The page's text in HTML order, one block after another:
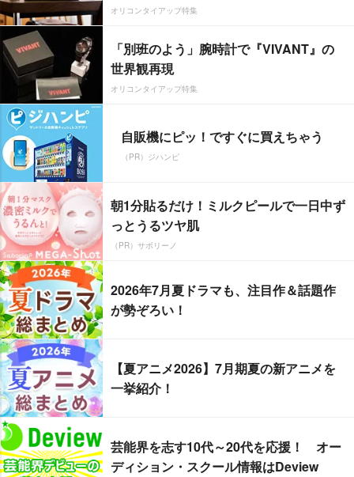
オリコンタイアップ特集
「別班のよう」腕時計で『VIVANT』の
世界観再現
オリコンタイアップ特集
自販機にピッ！ですぐに買えちゃう
（PR）ジハンピ
朝1分貼るだけ！ミルクピールで一日中ず
っとうるツヤ肌
（PR）サボリーノ
2026年7月夏ドラマも、注目作＆話題作
が勢ぞろい！
【夏アニメ2026】7月期夏の新アニメを
一挙紹介！
芸能界を志す10代～20代を応援！ オー
ディション・スクール情報はDeview